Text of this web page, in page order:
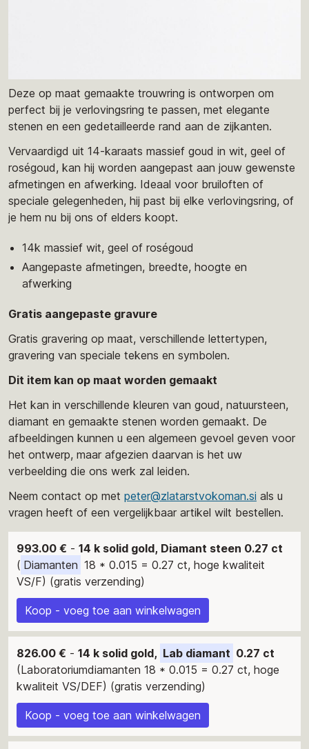
Deze op maat gemaakte trouwring is ontworpen om
perfect bij je verlovingsring te passen, met elegante
stenen en een gedetailleerde rand aan de zijkanten.
Vervaardigd uit 14-karaats massief goud in wit, geel of
roségoud, kan hij worden aangepast aan jouw gewenste
afmetingen en afwerking. Ideaal voor bruiloften of
speciale gelegenheden, hij past bij elke verlovingsring, of
je hem nu bij ons of elders koopt.
14k massief wit, geel of roségoud
Aangepaste afmetingen, breedte, hoogte en
afwerking
Gratis aangepaste gravure
Gratis gravering op maat, verschillende lettertypen,
gravering van speciale tekens en symbolen.
Dit item kan op maat worden gemaakt
Het kan in verschillende kleuren van goud, natuursteen,
diamant en gemaakte stenen worden gemaakt. De
afbeeldingen kunnen u een algemeen gevoel geven voor
het ontwerp, maar afgezien daarvan is het uw
verbeelding die ons werk zal leiden.
Neem contact op met peter@zlatarstvokoman.si als u
vragen heeft of een vergelijkbaar artikel wilt bestellen.
993.00 € - 14 k solid gold, Diamant steen 0.27 ct
( Diamanten 18 * 0.015 = 0.27 ct, hoge kwaliteit
VS/F) (gratis verzending)
Koop - voeg toe aan winkelwagen
826.00 € - 14 k solid gold, Lab diamant 0.27 ct
(Laboratoriumdiamanten 18 * 0.015 = 0.27 ct, hoge
kwaliteit VS/DEF) (gratis verzending)
Koop - voeg toe aan winkelwagen